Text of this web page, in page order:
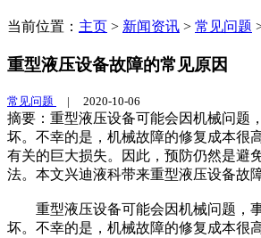
当前位置： 主页 > 新闻资讯 > 常见问题
重型液压设备故障的常见原因
常见问题 | 2020-10-06
摘要：重型液压设备可能会因机械问题
坏。不幸的是，机械故障的修复成本很
有关的巨大损失。因此，预防仍然是避
法。本文兴迪液科带来重型液压设备故
重型液压设备可能会因机械问题，
坏。不幸的是，机械故障的修复成本很